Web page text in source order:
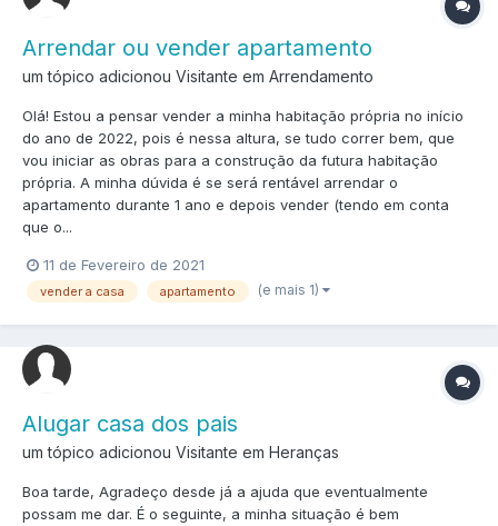
Arrendar ou vender apartamento
um tópico adicionou Visitante em Arrendamento
Olá! Estou a pensar vender a minha habitação própria no início
do ano de 2022, pois é nessa altura, se tudo correr bem, que
vou iniciar as obras para a construção da futura habitação
própria. A minha dúvida é se será rentável arrendar o
apartamento durante 1 ano e depois vender (tendo em conta
que o...
11 de Fevereiro de 2021
vender a casa apartamento (e mais 1)
Alugar casa dos pais
um tópico adicionou Visitante em Heranças
Boa tarde, Agradeço desde já a ajuda que eventualmente
possam me dar. É o seguinte, a minha situação é bem